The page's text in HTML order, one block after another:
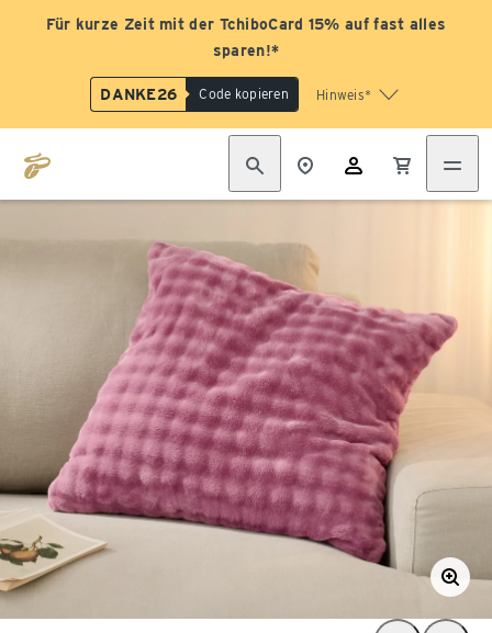
Für kurze Zeit mit der TchiboCard 15% auf fast alles
sparen!*
DANKE26 Code kopieren Hinweis*